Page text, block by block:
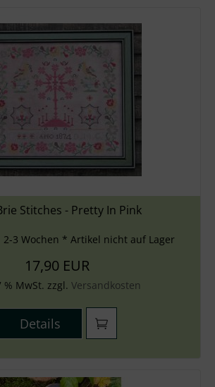
Stitches - Pretty In Pink
2-3 Wochen * Artikel nicht auf Lager
17,90 EUR
% MwSt. zzgl. Versandkosten
Details